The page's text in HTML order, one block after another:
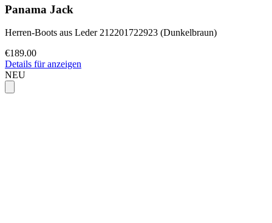
Panama Jack
Herren-Boots aus Leder 212201722923 (Dunkelbraun)
€189.00
Details für anzeigen
NEU